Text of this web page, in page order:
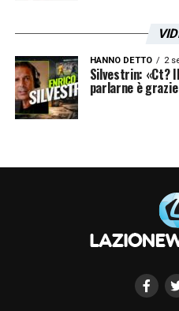
HANNO DETTO 2
Silvestrin: «Ct?
parlarne è